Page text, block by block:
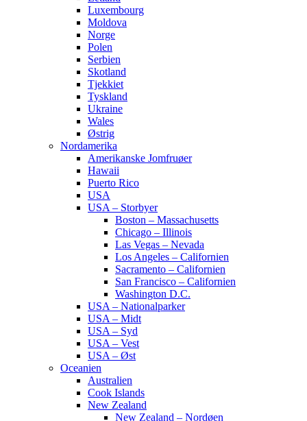
Luxembourg
Moldova
Norge
Polen
Serbien
Skotland
Tjekkiet
Tyskland
Ukraine
Wales
Østrig
Nordamerika
Amerikanske Jomfruøer
Hawaii
Puerto Rico
USA
USA – Storbyer
Boston – Massachusetts
Chicago – Illinois
Las Vegas – Nevada
Los Angeles – Californien
Sacramento – Californien
San Francisco – Californien
Washington D.C.
USA – Nationalparker
USA – Midt
USA – Syd
USA – Vest
USA – Øst
Oceanien
Australien
Cook Islands
New Zealand
New Zealand – Nordøen